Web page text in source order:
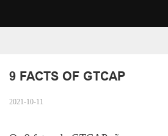
9 FACTS OF GTCAP
2021-10-11